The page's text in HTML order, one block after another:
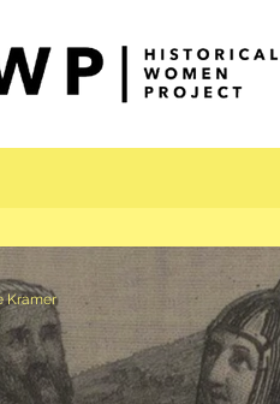
Kramer